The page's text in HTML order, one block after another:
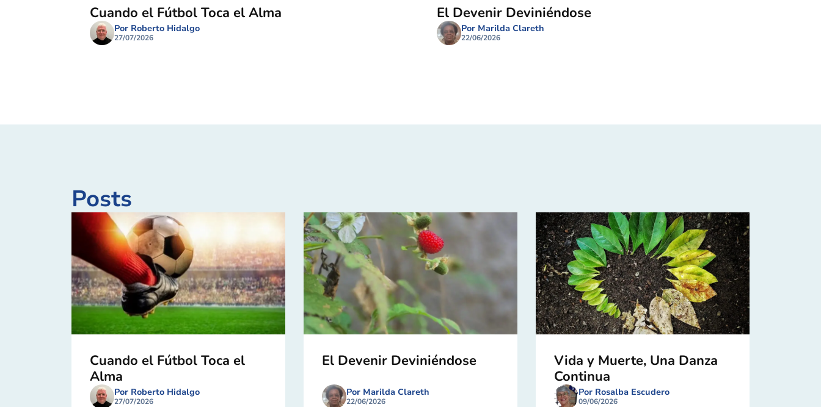
Cuando el Fútbol Toca el Alma
Por Roberto Hidalgo
27/07/2026
El Devenir Deviniéndose
Por Marilda Clareth
22/06/2026
Posts
Cuando el Fútbol Toca el
Alma
Por Roberto Hidalgo
27/07/2026
El Devenir Deviniéndose
Por Marilda Clareth
22/06/2026
Vida y Muerte, Una Danza
Continua
Por Rosalba Escudero
09/06/2026